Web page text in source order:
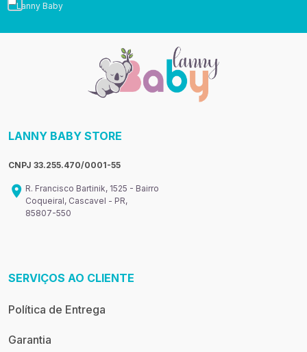
Lanny Baby
LANNY BABY STORE
CNPJ 33.255.470/0001-55
R. Francisco Bartinik, 1525 - Bairro
Coqueiral, Cascavel - PR,
85807-550
SERVIÇOS AO CLIENTE
Política de Entrega
Garantia